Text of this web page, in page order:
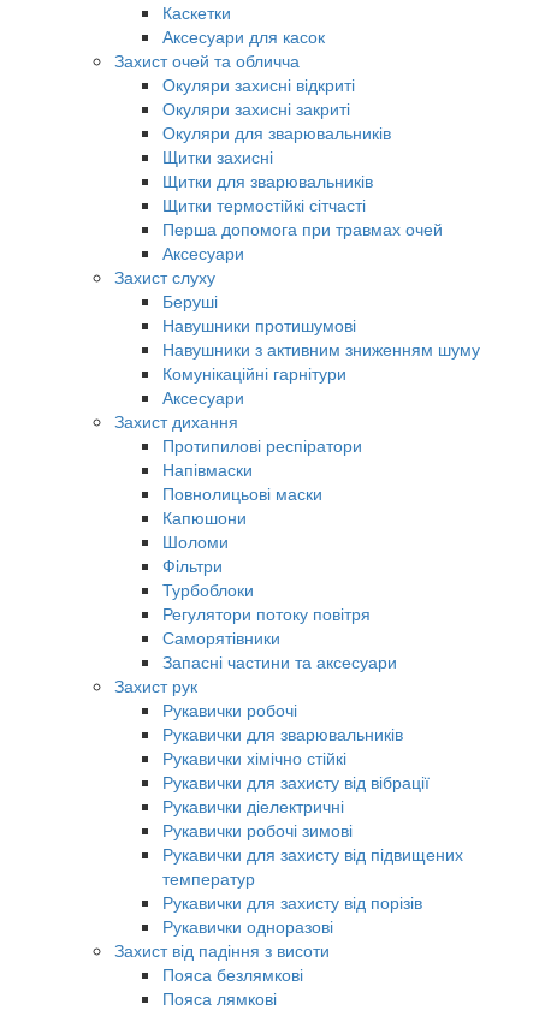
Каскетки
Аксесуари для касок
Захист очей та обличча
Окуляри захисні відкриті
Окуляри захисні закриті
Окуляри для зварювальників
Щитки захисні
Щитки для зварювальників
Щитки термостійкі сітчасті
Перша допомога при травмах очей
Аксесуари
Захист слуху
Беруші
Навушники протишумові
Навушники з активним зниженням шуму
Комунікаційні гарнітури
Аксесуари
Захист дихання
Протипилові респіратори
Напівмаски
Повнолицьові маски
Капюшони
Шоломи
Фільтри
Турбоблоки
Регулятори потоку повітря
Саморятівники
Запасні частини та аксесуари
Захист рук
Рукавички робочі
Рукавички для зварювальників
Рукавички хімічно стійкі
Рукавички для захисту від вібрації
Рукавички діелектричні
Рукавички робочі зимові
Рукавички для захисту від підвищених
температур
Рукавички для захисту від порізів
Рукавички одноразові
Захист від падіння з висоти
Пояса безлямкові
Пояса лямкові